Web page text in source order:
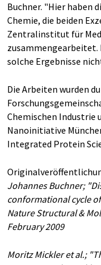
Buchner. "Hier haben
Chemie, die beiden
Zentralinstitut für
zusammengearbeitet.
solche Ergebnisse
Die Arbeiten wurden
Chemischen Industrie
Nanoinitiative
Integrated Protein
Johannes Buchner;
conformational cycle
Nature Structural &
February 2009
Moritz Mickler et al.;